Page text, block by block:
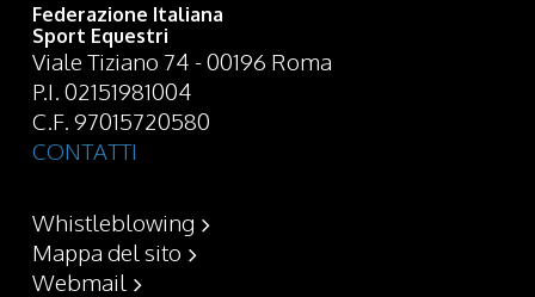
Federazione Italiana
Sport Equestri
Viale Tiziano 74 - 00196 Roma
P.I. 02151981004
C.F. 97015720580
CONTATTI
Whistleblowing
Mappa del sito
Webmail